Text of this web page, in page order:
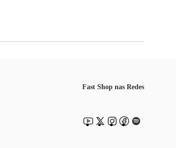
Fast Shop nas Redes